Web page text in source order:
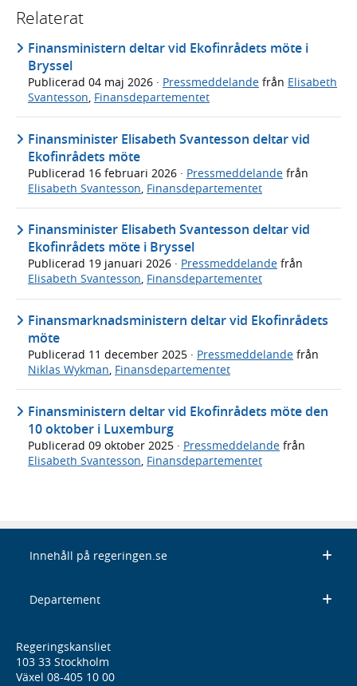
Relaterat
Finansministern deltar vid Ekofinrådets möte i
Bryssel
Publicerad 04 maj 2026 · Pressmeddelande från Elisabeth
Svantesson, Finansdepartementet
Finansminister Elisabeth Svantesson deltar vid
Ekofinrådets möte
Publicerad 16 februari 2026 · Pressmeddelande från
Elisabeth Svantesson Finansdepartementet
Finansminister Elisabeth Svantesson deltar vid
Ekofinrådets möte i Bryssel
Publicerad 19 januari 2026 · Pressmeddelande från
Elisabeth Svantesson, Finansdepartementet
Finansmarknadsministern deltar vid Ekofinrådets
möte
Publicerad 11 december 2025 · Pressmeddelande från
Niklas Wykman, Finansdepartementet
Finansministern deltar vid Ekofinrådets möte den
10 oktober i Luxemburg
Publicerad 09 oktober 2025 · Pressmeddelande från
Elisabeth Svantesson Finansdepartementet
Innehåll på regeringen.se
Departement
Regeringskansliet
103 33 Stockholm
Växel 08-405 10 00